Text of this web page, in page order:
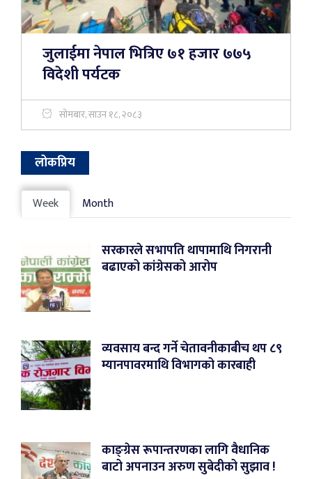
जुलाईमा नेपाल भित्रिए ७१ हजार ७७५
विदेशी पर्यटक
सोमबार, साउन १८, २०८३
लोकप्रिय
Week Month
सरकारले सभापति थापामाथि निगरानी
बढाएको कांग्रेसको आरोप
व्यवसाय बन्द गर्ने चेतावनीकाबीच थप ८९
म्यानपावरमाथि विभागको कारबाही
काङ्ग्रेस रूपान्तरणका लागि वैधानिक
बाटो अपनाउन अरुण सुबेदीको सुझाव !